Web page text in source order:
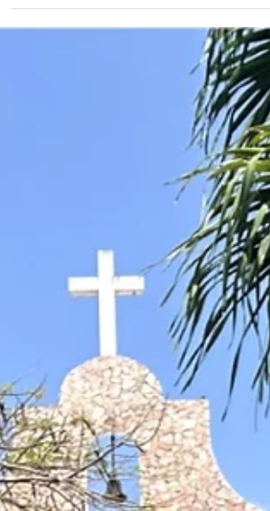
🔥Escucha el canto vocacional 2025 en
*"Escuche tu voz" por el Seminario Menor (P.
Johel Flores y P. Jesús Peña Velázquez)*
https://open.spotify.com/track/
jDv2hB?si=iMHsFEpFSdKfdMoz4jAHBw 📢Se
acerca el tercer concurso de canto vocacional
https://docs.google.com/forms/d/
vbtNJ75IjK7MDcIq5w12PxlvBOqsk/viewform 👣
*El canto deberá llevar la temática de:*
misión-santidad 🌐 Conoce nuestras redes
sociales: https://linktr.ee/pastoralvocacionalquin